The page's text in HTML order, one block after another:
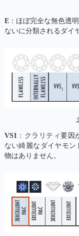
E：ほぼ完全な無色透
ないに分類されるダイ
VS1：クラリティ要因
ない綺麗なダイヤモ
物はありません。